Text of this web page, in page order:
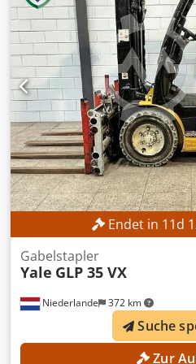
3.700 mm Durchfahrtshöhe:
2.390 mm Minimale
Gabelbreite: 1.300 mm
4 Masttyp: Duplex Antrieb:
10.333 h Abmessungen &
H): 2.896 x 1.399 x 2.570 mm
Batterietyp: 6 PZS 930 Baujahr
Batteriekapazität: 930 Ah
Dcodezrmmlopfx Ai Njk
AUSSTATTUNG
markierende Reifen Vollkabine
Heizung Benutzerhandbuch
Endet in 11d
Niederlande 372 km
Gabelstapler
Yale GLP 35 VX
Zur
Suche